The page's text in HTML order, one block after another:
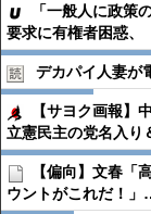
「一般人に政策
要求に有権者困惑、
デカパイ人妻が
【サヨク画報】
立憲民主の党名入り
【偏向】文春「
ウントがこれだ！